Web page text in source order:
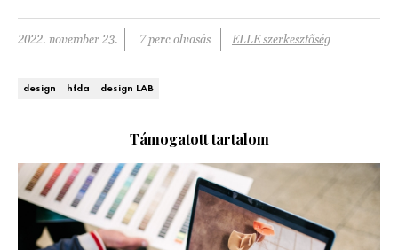
Nappali
Kert és terasz
Szállodák és vendégházak
2022. november 23. 7 perc olvasás ELLE szerkesztőség
design hfda design LAB
Támogatott tartalom